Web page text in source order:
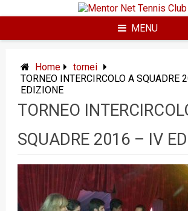
to
MENU
Home
tornei
TORNEO INTERCIRCOLO A SQUADRE
EDIZIONE
TORNEO
SQUADRE 2016 – IV